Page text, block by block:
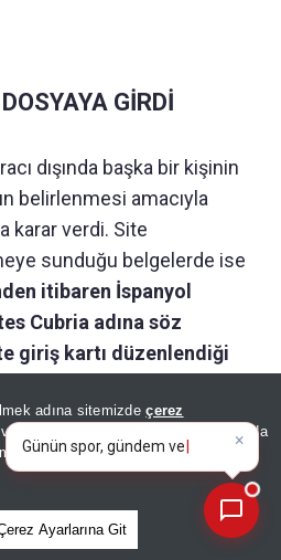
adına sitemizdeçerez
KVKK ve GDPR kapsamında
içinAydınlatma Metnimizi
Ayarlarına Git
GİRDİ
dışında başka bir kişinin
belirlenmesi amacıyla
karar verdi. Site
sunduğu belgelerde ise
itibaren İspanyol
Cubria adına söz
giriş kartı düzenlendiği
Günün spor, gündem ve
ekonomi gelişmelerini analiz
edin!|